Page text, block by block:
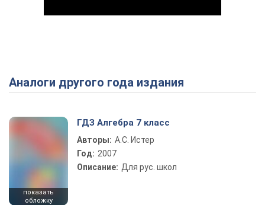
Play Video
Аналоги другого года издания
показать
обложку
ГДЗ Алгебра 7 класс
Авторы: А.С. Истер
Год: 2007
Описание: Для рус. школ